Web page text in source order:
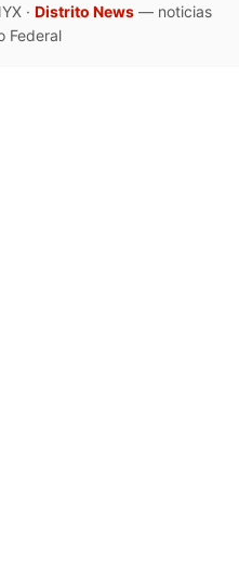
· Distrito News— noticias
Federal